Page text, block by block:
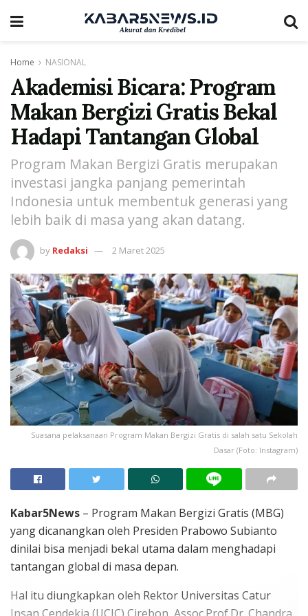
Home NASIONAL
Akademisi Bicara: Program
Makan Bergizi Gratis Bekal
Hadapi Tantangan Global
Program Makan Bergizi Gratis merupakan
investasi jangka panjang pemerintah
Indonesia untuk membentuk generasi yang
lebih baik di masa yang akan datang.
by Redaksi 2 Maret 2025
Suasana pelaksanaan Program Makan Bergizi Gratis di salah satu Sekolah
Dasar (Foto: Instagram)
Kabar5News – Program Makan Bergizi Gratis (MBG)
yang dicanangkan oleh Presiden Prabowo Subianto
dinilai bisa menjadi bekal utama dalam menghadapi
tantangan global di masa depan.
Hal itu diungkapkan oleh Rektor Universitas Catur